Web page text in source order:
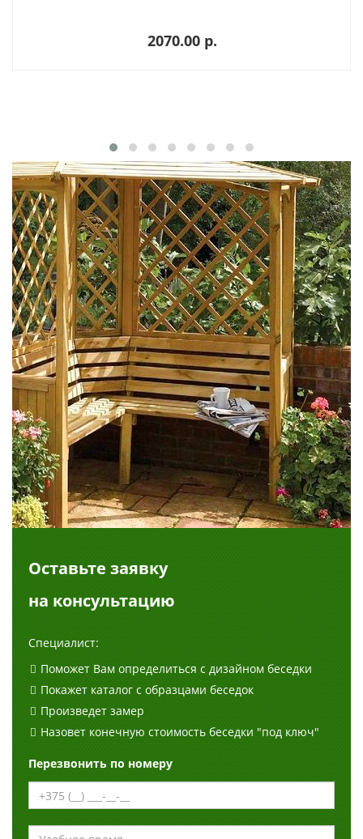
2070.00 p.
Оставьте заявку
на консультацию
Специалист:
Поможет Вам определиться с дизайном беседки
Покажет каталог с образцами беседок
Произведет замер
Назовет конечную стоимость беседки "под ключ"
Перезвонить по номеру